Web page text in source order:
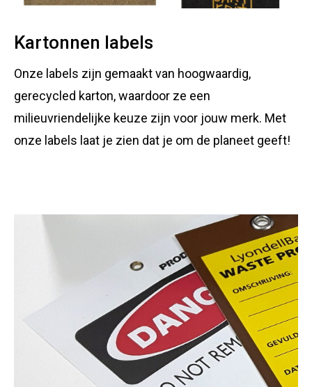
Kartonnen labels
Onze labels zijn gemaakt van hoogwaardig,
gerecycled karton, waardoor ze een
milieuvriendelijke keuze zijn voor jouw merk. Met
onze labels laat je zien dat je om de planeet geeft!